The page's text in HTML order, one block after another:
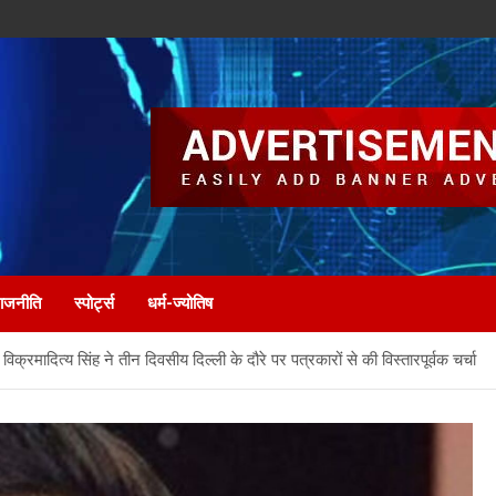
स्पोर्ट्स धर्म-ज्योतिष
सिंह ने तीन दिवसीय दिल्ली के दौरे पर पत्रकारों से की विस्तारपूर्वक चर्चा